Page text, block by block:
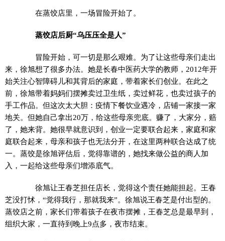
在蒸饺店里，一场冒险开始了。
蒸饺店后厨“乌压压全是人”
冒险开始，可一切是那么艰难。为了让这些母亲们走出
来，徐旭想了很多办法。她是长春中医药大学的教师，2012年开
始关注心智障碍儿和其背后的家庭，带着家长们创业。在此之
前，徐旭带着妈妈们摆摊卖过卫生纸，卖过鲜花，也卖过孩子的
手工作品。但这次太大胆：疫情下餐饮业遇冷，店铺一家接一家
地关。但她自己拿出20万，给这些母亲兜底。赚了，大家分，赔
了，她来背。她很早就意识到，创业一定要联合起来，家庭和家
庭联合起来，母亲和孩子也无法分开，在这里两种联合达成了统
一。蒸饺是徐旭评估后，觉得靠谱的，她找来做公益的商人加
入，一起给这些母亲们增添底气。
徐旭让王春芝担任店长，觉得这个责任她能担起。王春
芝没打怵，“觉得我行，那就我来”。徐旭说王春芝是付出型的。
蒸饺店之前，家长们带着孩子在夜市摆摊，王春芝总是最早到，
组织大家，一直待到晚上9点多，夜市结束。